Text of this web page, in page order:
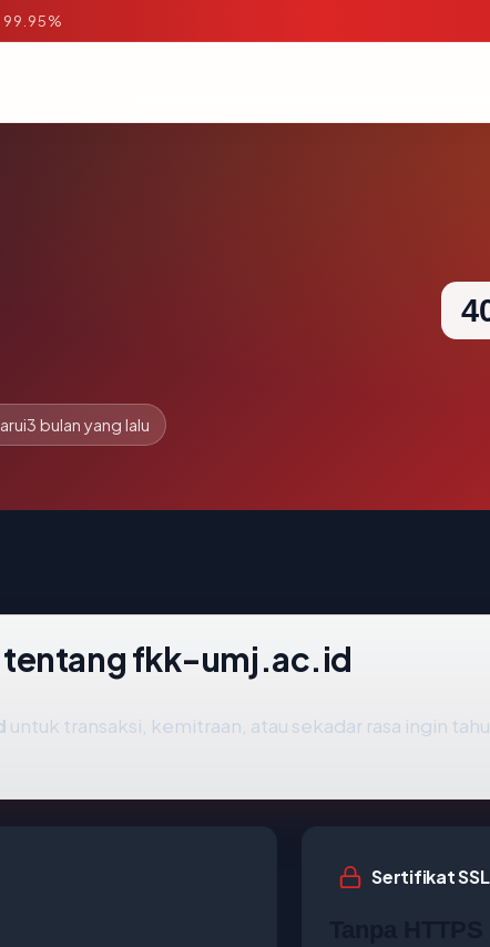
99.95%
3 bulan yang lalu
tentang fkk-umj.ac.id
untuk transaksi, kemitraan, atau sekadar rasa ingin
Sertifikat SSL